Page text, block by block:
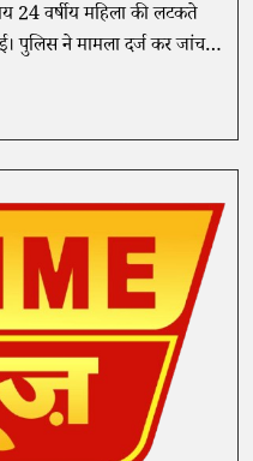
वर्षीय महिला की लटकते
पुलिस ने मामला दर्ज कर जांच